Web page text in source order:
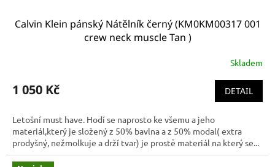
Calvin Klein pánský Nátělník černý (KM0KM00317 001
crew neck muscle Tan )
Skladem
1 050 Kč DETAIL
Letošní must have. Hodí se naprosto ke všemu a jeho
materiál,který je složený z 50% bavlna a z 50% modal( extra
prodyšný, nežmolkuje a drží tvar) je prostě materiál na který se...